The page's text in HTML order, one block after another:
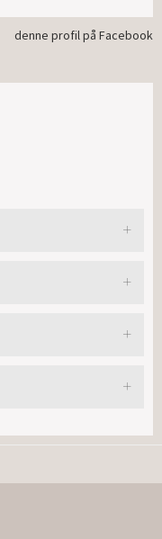
denne profil på Facebook